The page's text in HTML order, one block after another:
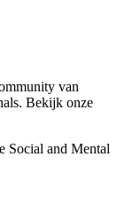
van
Bekijk onze
Social and Mental